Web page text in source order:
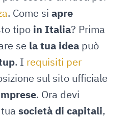
. Come si apre
tipo in Italia? Prima
se la tua idea può
. I requisiti per
sul sito ufficiale
. Ora devi
società di capitali,